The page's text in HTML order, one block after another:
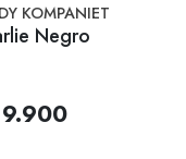
KOMPANIET
Negro